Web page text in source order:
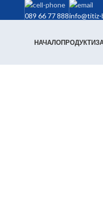
089 66 77 888info@titiz-
НАЧАЛОПРОДУКТИ